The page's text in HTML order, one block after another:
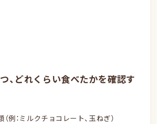
、どれくらい食べたかを確認す
例：ミルクチョコレート、玉ねぎ）